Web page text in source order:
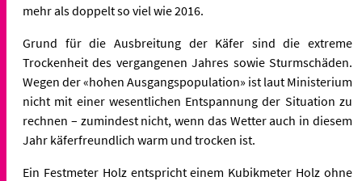
mehr als doppelt so viel wie 2016.
Grund für die Ausbreitung der Käfer sind die extreme
Trockenheit des vergangenen Jahres sowie Sturmschäden.
Wegen der «hohen Ausgangspopulation» ist laut Ministerium
nicht mit einer wesentlichen Entspannung der Situation zu
rechnen – zumindest nicht, wenn das Wetter auch in diesem
Jahr käferfreundlich warm und trocken ist.
Ein Festmeter Holz entspricht einem Kubikmeter Holz ohne